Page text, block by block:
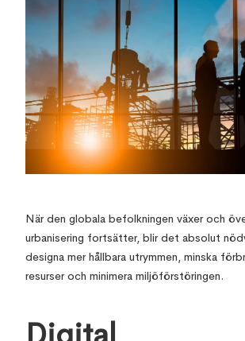
När den globala befolkningen växer och
urbanisering fortsätter, blir det absolut
designa mer hållbara utrymmen, minska
resurser och minimera miljöförstöringen.